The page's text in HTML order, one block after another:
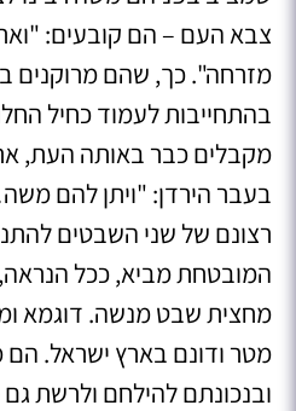
צבא העם – הם קובעים:
מזרחה". כך, שהם מרוקנים
בהתחייבות לעמוד כחיל
מקבלים כבר באותה העת,
בעבר הירדן: "ויתן להם
רצונם של שני השבטים
המובטחת מביא, ככל
מחצית שבט מנשה. דוגמא
מטר ודונם בארץ ישראל. הם
ובנכונתם להילחם ולרשת